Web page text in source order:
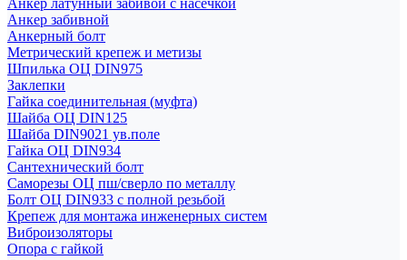
Анкер латунный забивой с насечкой
Анкер забивной
Анкерный болт
Метрический крепеж и метизы
Шпилька ОЦ DIN975
Заклепки
Гайка соединительная (муфта)
Шайба ОЦ DIN125
Шайба DIN9021 ув.поле
Гайка ОЦ DIN934
Сантехнический болт
Саморезы ОЦ пш/сверло по металлу
Болт ОЦ DIN933 с полной резьбой
Крепеж для монтажа инженерных систем
Виброизоляторы
Опора с гайкой